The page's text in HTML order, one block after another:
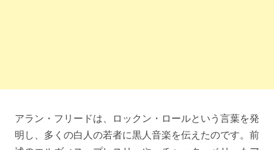
アラン・フリードは、ロックン・ロールという言葉を発
明し、多くの白人の若者に黒人音楽を伝えたのです。前